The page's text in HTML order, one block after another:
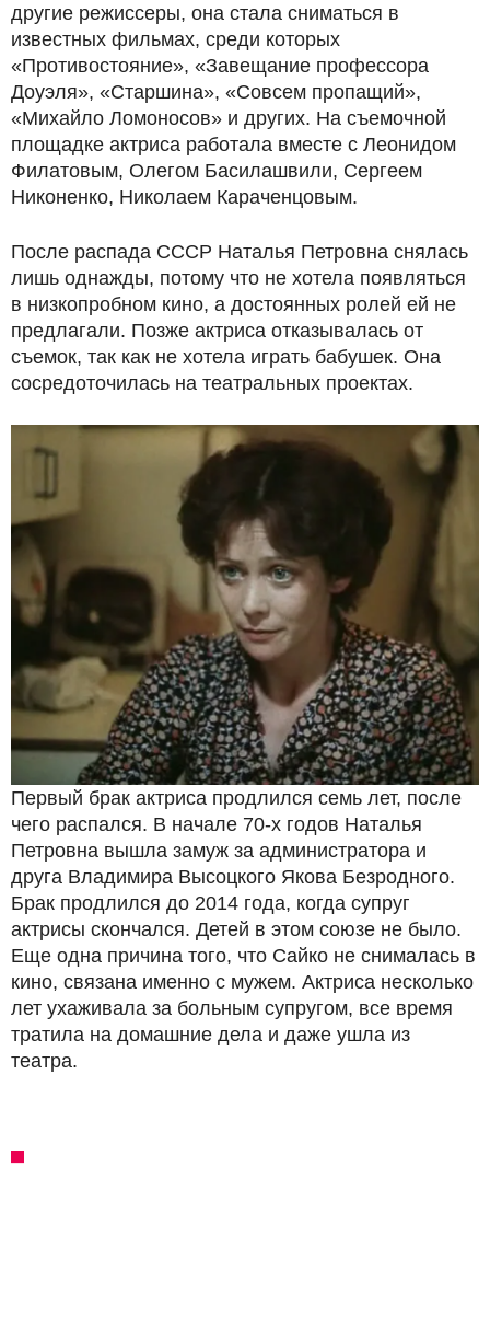
другие режиссеры, она стала сниматься в
известных фильмах, среди которых
«Противостояние», «Завещание профессора
Доуэля», «Старшина», «Совсем пропащий»,
«Михайло Ломоносов» и других. На съемочной
площадке актриса работала вместе с Леонидом
Филатовым, Олегом Басилашвили, Сергеем
Никоненко, Николаем Караченцовым.
После распада СССР Наталья Петровна снялась
лишь однажды, потому что не хотела появляться
в низкопробном кино, а достоянных ролей ей не
предлагали. Позже актриса отказывалась от
съемок, так как не хотела играть бабушек. Она
сосредоточилась на театральных проектах.
Первый брак актриса продлился семь лет, после
чего распался. В начале 70-х годов Наталья
Петровна вышла замуж за администратора и
друга Владимира Высоцкого Якова Безродного.
Брак продлился до 2014 года, когда супруг
актрисы скончался. Детей в этом союзе не было.
Еще одна причина того, что Сайко не снималась в
кино, связана именно с мужем. Актриса несколько
лет ухаживала за больным супругом, все время
тратила на домашние дела и даже ушла из
театра.